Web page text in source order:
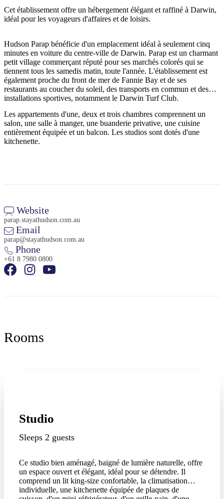
Terre
Piscine
thermale
Mataranka
Parc
national
Nitmiluk
Karlu
Karlu
/
Réserve
conservation
des
marbres
du
La
Rechercher:
Sign
up
Cet établissement offre un hébergement élégant et raffiné à Darwin,
idéal pour les voyageurs d'affaires et de loisirs.
Hudson Parap bénéficie d'un emplacement idéal à seulement cinq
minutes en voiture du centre-ville de Darwin. Parap est un charmant
petit village commerçant réputé pour ses marchés colorés qui se
tiennent tous les samedis matin, toute l'année. L'établissement est
également proche du front de mer de Fannie Bay et de ses
restaurants au coucher du soleil, des transports en commun et des
installations sportives, notamment le Darwin Turf Club.
Les appartements d'une, deux et trois chambres comprennent un
salon, une salle à manger, une buanderie privative, une cuisine
entièrement équipée et un balcon. Les studios sont dotés d'une
kitchenette.
Website
parap.stayathudson.com.au
Email
parap@stayathudson.com.au
Phone
+61 8 7980 0800
Rooms
Studio
Sleeps 2 guests
Ce studio bien aménagé, baigné de lumière naturelle, offre
un espace ouvert et élégant, idéal pour se détendre. Il
comprend un lit king-size confortable, la climatisation
individuelle, une kitchenette équipée de plaques de